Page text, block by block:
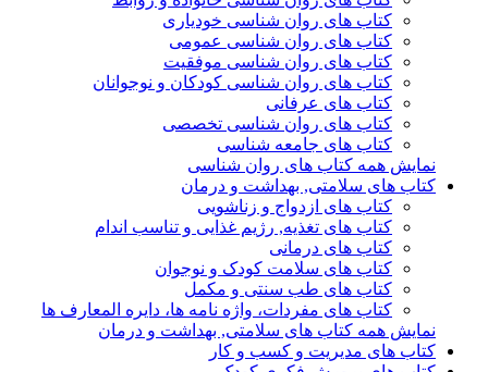
کتاب های روان شناسی خودیاری
کتاب های روان شناسی عمومی
کتاب های روان شناسی موفقیت
کتاب های روان شناسی کودکان و نوجوانان
کتاب های عرفانی
کتاب های روان شناسی تخصصی
کتاب های جامعه شناسی
نمایش همه کتاب های روان شناسی
کتاب های سلامتی, بهداشت و درمان
کتاب های ازدواج و زناشویی
کتاب های تغذیه, رژیم غذایی و تناسب اندام
کتاب های درمانی
کتاب های سلامت کودک و نوجوان
کتاب های طب سنتی و مکمل
کتاب های مفردات، واژه نامه ها، دایره المعارف ها
نمایش همه کتاب های سلامتی, بهداشت و درمان
کتاب های مدیریت و کسب و کار